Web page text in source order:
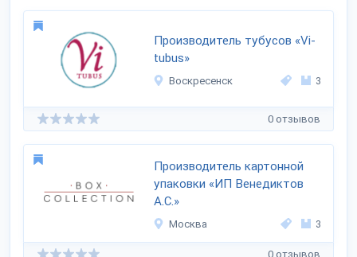
Производитель тубусов «Vi-
tubus»
Воскресенск 3
0 отзывов
Производитель картонной
упаковки «ИП Венедиктов
А.С.»
Москва 3
0 отзывов